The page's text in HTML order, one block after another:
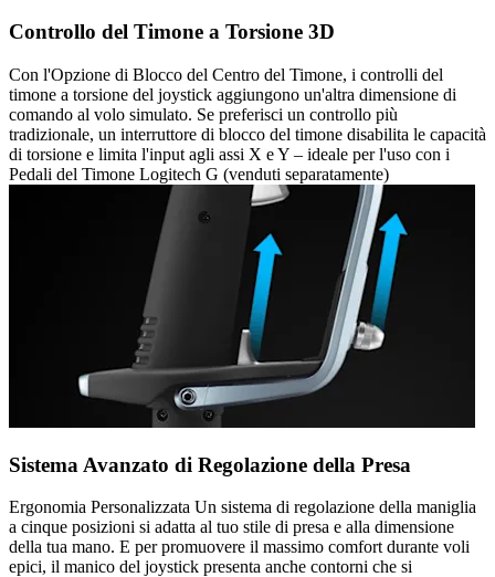
Controllo del Timone a Torsione 3D
Con l'Opzione di Blocco del Centro del Timone, i controlli del
timone a torsione del joystick aggiungono un'altra dimensione di
comando al volo simulato. Se preferisci un controllo più
tradizionale, un interruttore di blocco del timone disabilita le capacità
di torsione e limita l'input agli assi X e Y – ideale per l'uso con i
Pedali del Timone Logitech G (venduti separatamente)
Sistema Avanzato di Regolazione della Presa
Ergonomia Personalizzata Un sistema di regolazione della maniglia
a cinque posizioni si adatta al tuo stile di presa e alla dimensione
della tua mano. E per promuovere il massimo comfort durante voli
epici, il manico del joystick presenta anche contorni che si